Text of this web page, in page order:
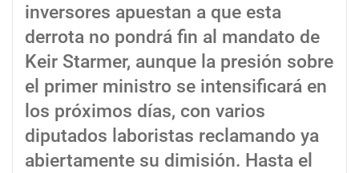
inversores apuestan a que esta
derrota no pondrá fin al mandato de
Keir Starmer, aunque la presión sobre
el primer ministro se intensificará en
los próximos días, con varios
diputados laboristas reclamando ya
abiertamente su dimisión. Hasta el